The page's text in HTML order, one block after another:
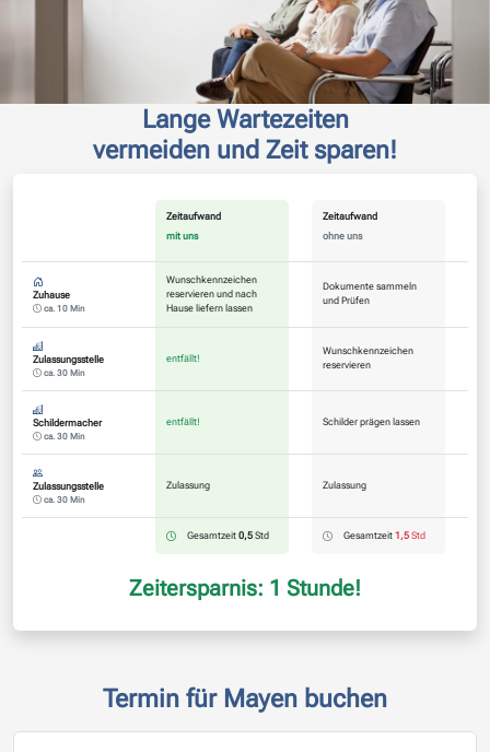
Lange Wartezeiten
vermeiden und Zeit sparen!
Zeitaufwand
mit uns
Zeitaufwand
ohne uns
Zuhause
ca. 10 Min
Wunschkennzeichen
reservieren und nach
Hause liefern lassen
Dokumente sammeln
und Prüfen
Zulassungsstelle
ca. 30 Min
entfällt!
Wunschkennzeichen
reservieren
Schildermacher
ca. 30 Min
entfällt! Schilder prägen lassen
Zulassungsstelle
ca. 30 Min
Zulassung Zulassung
Gesamtzeit 0,5 Std Gesamtzeit 1,5 Std
Zeitersparnis: 1 Stunde!
Termin für Mayen buchen